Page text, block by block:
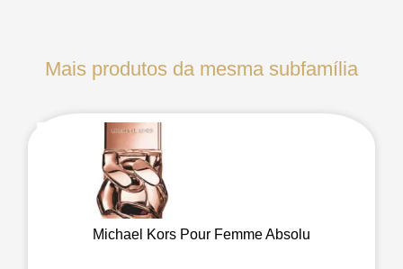
Mais produtos da mesma subfamília
Michael Kors Pour Femme Absolu